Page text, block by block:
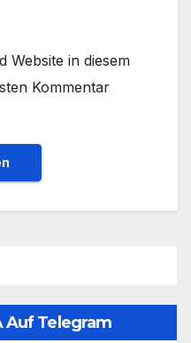
Website in diesem
Kommentar
Auf Telegram